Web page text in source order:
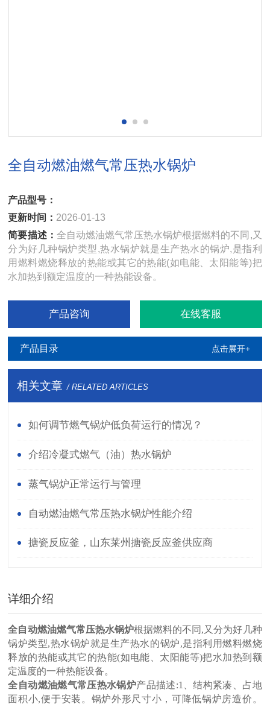
全自动燃油燃气常压热水锅炉
产品型号：
更新时间： 2026-01-13
简要描述： 全自动燃油燃气常压热水锅炉根据燃料的不同,又
分为好几种锅炉类型,热水锅炉就是生产热水的锅炉,是指利
用燃料燃烧释放的热能或其它的热能(如电能、太阳能等)把
水加热到额定温度的一种热能设备。
产品咨询 在线客服
产品目录 点击展开+
相关文章 / RELATED ARTICLES
如何调节燃气锅炉低负荷运行的情况？
介绍冷凝式燃气（油）热水锅炉
蒸气锅炉正常运行与管理
自动燃油燃气常压热水锅炉性能介绍
搪瓷反应釜，山东莱州搪瓷反应釜供应商
详细介绍
全自动燃油燃气常压热水锅炉根据燃料的不同,又分为好几种
锅炉类型,热水锅炉就是生产热水的锅炉,是指利用燃料燃烧
释放的热能或其它的热能(如电能、太阳能等)把水加热到额
定温度的一种热能设备。
全自动燃油燃气常压热水锅炉产品描述:1、结构紧凑、占地
面积小,便于安装。锅炉外形尺寸小，可降低锅炉房造价。